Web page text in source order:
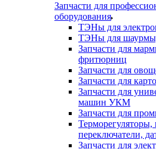
Запчасти для
оборудования
ТЭНы для
ТЭНы для
Запчасти для
фритюрниц
Запчасти для
Запчасти для
Запчасти для
машин УКМ
Запчасти для
Терморегуляторы,
переключатели,
Запчасти для